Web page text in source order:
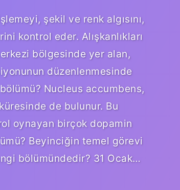
şekil ve renk algısını,
kontrol eder. Alışkanlıkları
bölgesinde yer alan,
düzenlenmesinde
Nucleus accumbens,
de bulunur. Bu
oynayan birçok dopamin
Beyinciğin temel görevi
bölümündedir? 31 Ocak…